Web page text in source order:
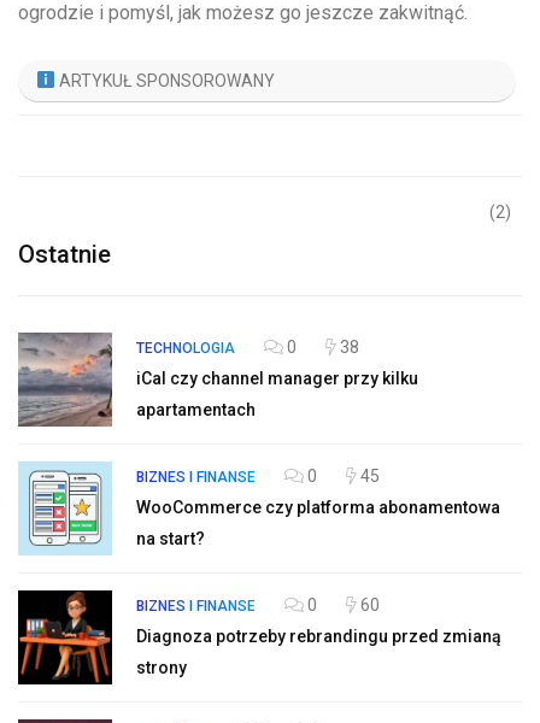
ogrodzie ‌i pomyśl, jak możesz go jeszcze zakwitnąć.
ARTYKUŁ SPONSOROWANY
Ostatnie
TECHNOLOGIA 0
38
iCal czy channel manager przy kilku
apartamentach
BIZNES I FINANSE 0
45
WooCommerce czy platforma abonamentowa
na start?
BIZNES I FINANSE 0
60
Diagnoza potrzeby rebrandingu przed zmianą
strony
(2)